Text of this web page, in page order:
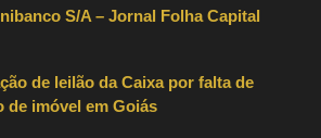
S/A – Jornal Folha Capital
de leilão da Caixa por falta de
de imóvel em Goiás